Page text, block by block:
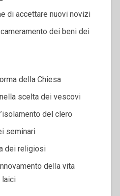
di accettare nuovi novizi
dei beni dei
della Chiesa
scelta dei vescovi
del clero
seminari
dei religiosi
della vita
laici